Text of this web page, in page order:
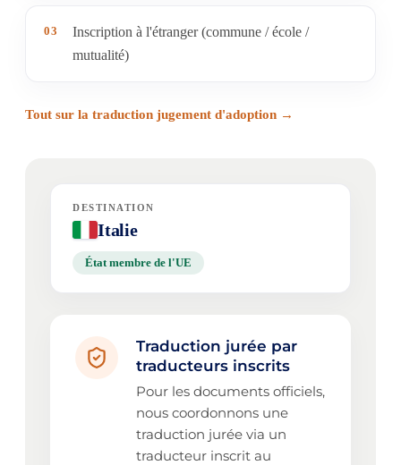
03
Inscription à l'étranger (commune / école /
mutualité)
Tout sur la traduction jugement d'adoption →
DESTINATION
Italie
État membre de l'UE
Traduction jurée par
traducteurs inscrits
Pour les documents officiels,
nous coordonnons une
traduction jurée via un
traducteur inscrit au